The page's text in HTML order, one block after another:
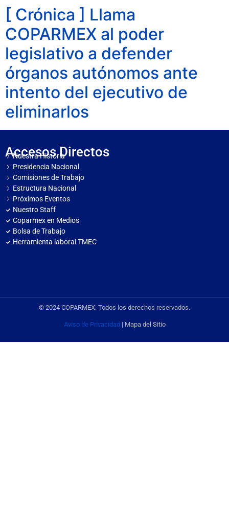
[ Crónica ] Llama
COPARMEX al poder
legislativo a defender
órganos autónomos ante
intento del ejecutivo de
eliminarlos
Accesos Directos
Nuestra Historia
Presidencia Nacional
Comisiones de Trabajo
Estructura Nacional
Próximos Eventos
Nuestro Staff
Coparmex en Medios
Bolsa de Trabajo
Herramienta laboral TMEC
© 2024 COPARMEX. Todos los derechos reservados.
Aviso de Privacidad | Mapa del Sitio